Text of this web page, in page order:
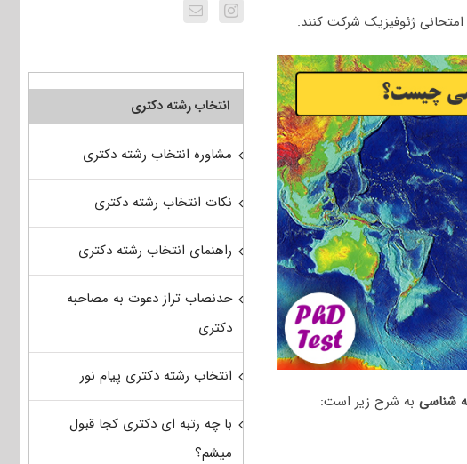
ژﺋﻮﻓﻴﺰیک شرکت کنند.
شناسی به شرح زیر است:
انتخاب رشته دکتری
مشاوره انتخاب رشته دکتری
نکات انتخاب رشته دکتری
راهنمای انتخاب رشته دکتری
حدنصاب تراز دعوت به مصاحبه
دکتری
انتخاب رشته دکتری پیام نور
با چه رتبه ای دکتری کجا قبول
میشم؟